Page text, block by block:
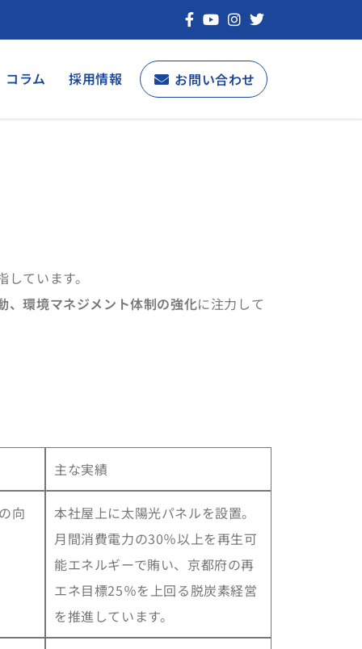
コラム 採用情報 お問い合わせ
ています。
、環境マネジメント体制の強化に注力して
主な実績
向
本社屋上に太陽光パネルを設置。
月間消費電力の30％以上を再生可
能エネルギーで賄い、京都府の再
エネ目標25％を上回る脱炭素経営
を推進しています。